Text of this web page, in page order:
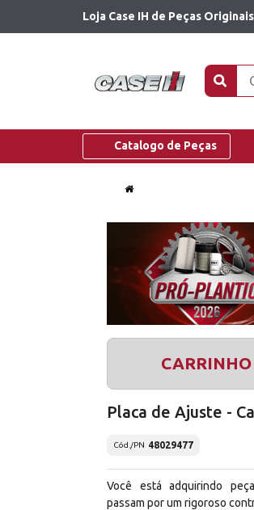
Loja Case IH de Peças Originais
Catalogo de Peças
Placa de Ajuste -
Cód./PN 48029477
Você está adquirindo
passam por um rigoroso